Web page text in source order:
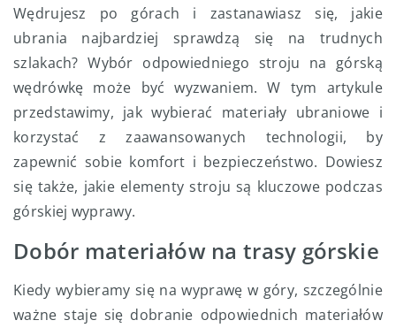
Wędrujesz po górach i zastanawiasz się, jakie
ubrania najbardziej sprawdzą się na trudnych
szlakach? Wybór odpowiedniego stroju na górską
wędrówkę może być wyzwaniem. W tym artykule
przedstawimy, jak wybierać materiały ubraniowe i
korzystać z zaawansowanych technologii, by
zapewnić sobie komfort i bezpieczeństwo. Dowiesz
się także, jakie elementy stroju są kluczowe podczas
górskiej wyprawy.
Dobór materiałów na trasy górskie
Kiedy wybieramy się na wyprawę w góry, szczególnie
ważne staje się dobranie odpowiednich materiałów